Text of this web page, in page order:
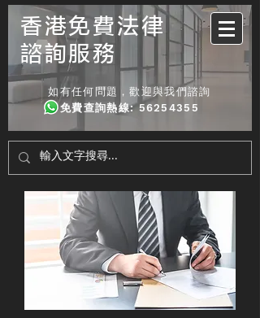
香港免費法律
諮詢服務
如有任何問題，歡迎與我們諮詢
免費查詢熱線:56254355